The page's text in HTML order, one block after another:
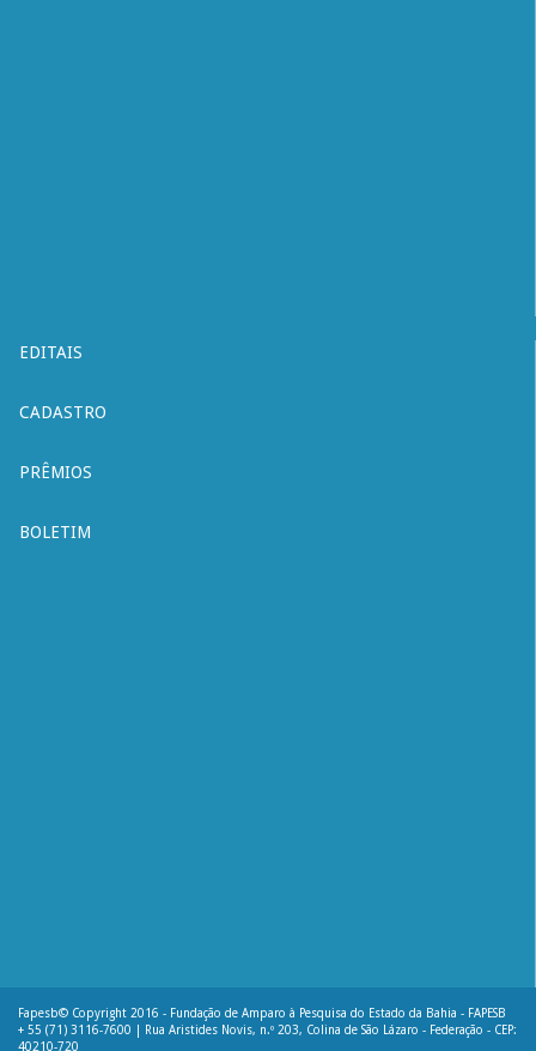
EDITAIS
CADASTRO
PRÊMIOS
BOLETIM
Fapesb© Copyright 2016 - Fundação de Amparo à Pesquisa do Estado da Bahia - FAPESB
+ 55 (71) 3116-7600 | Rua Aristides Novis, n.º 203, Colina de São Lázaro - Federação - CEP:
40210-720